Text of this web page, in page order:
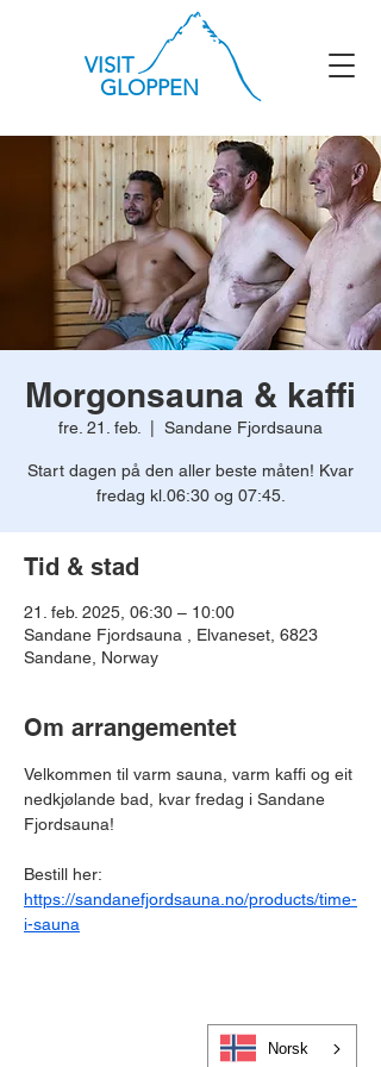
VISIT
GLOPPEN
Morgonsauna & kaffi
fre. 21. feb. Sandane Fjordsauna
Start dagen på den aller beste måten! Kvar
fredag kl.06:30 og 07:45.
Tid & stad
21. feb. 2025, 06:30 – 10:00
Sandane Fjordsauna , Elvaneset, 6823
Sandane, Norway
Om arrangementet
Velkommen til varm sauna, varm kaffi og eit
nedkjølande bad, kvar fredag i Sandane
Fjordsauna!
Bestill her:
https://sandanefjordsauna.no/products/time-
i-sauna
Norsk